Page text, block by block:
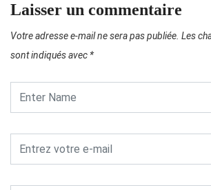
Laisser un commentaire
Votre adresse e-mail ne sera pas publiée. Les
sont indiqués avec *